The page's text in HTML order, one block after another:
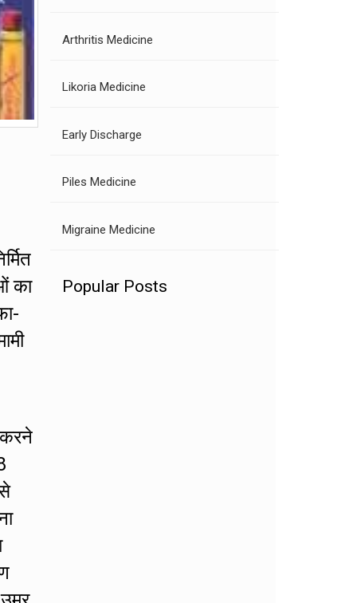
का
Arthritis Medicine
Likoria Medicine
Early Discharge
Piles Medicine
Migraine Medicine
Popular Posts